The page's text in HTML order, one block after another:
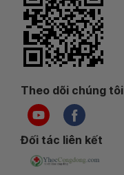
Theo dõi chúng tôi
Đối tác liên kết